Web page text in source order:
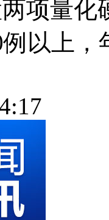
项量
以上